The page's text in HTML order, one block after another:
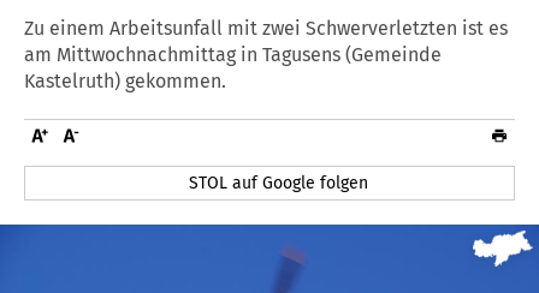
Zu einem Arbeitsunfall mit zwei Schwerverletzten ist es
am Mittwochnachmittag in Tagusens (Gemeinde
Kastelruth) gekommen.
STOL auf Google folgen